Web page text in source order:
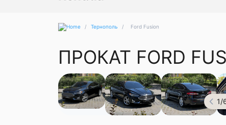
/ Тернополь / Ford Fusion
ПРОКАТ FORD
1/